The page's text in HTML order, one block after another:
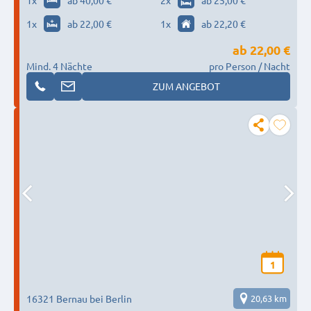
1x ab 22,00 € 1x ab 22,20 €
Mind. 4 Nächte
ab 22,00 €
pro Person / Nacht
ZUM ANGEBOT
1
16321 Bernau bei Berlin 20,63 km